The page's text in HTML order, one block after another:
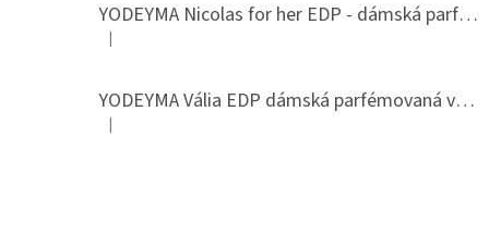
YODEYMA Nicolas for her EDP - dámská parfémovaná voda
Hodnocení produktu je 5 z 5 hvězdiček.
|
YODEYMA Vália EDP dámská parfémovaná voda
Hodnocení produktu je 5 z 5 hvězdiček.
|